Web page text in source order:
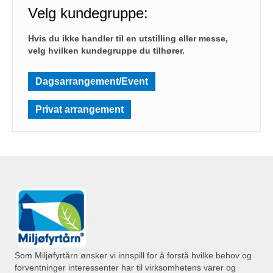
Velg kundegruppe:
Hvis du ikke handler til en utstilling eller messe,
velg hvilken kundegruppe du tilhører.
Dagsarrangement/Event
Privat arrangement
Som Miljøfyrtårn ønsker vi innspill for å forstå hvilke behov og
forventninger interessenter har til virksomhetens varer og